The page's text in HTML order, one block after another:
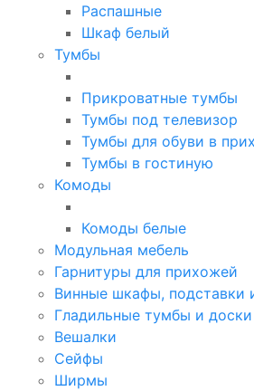
Распашные
Шкаф белый
Тумбы
Прикроватные тумбы
Тумбы под телевизор
Тумбы для обуви в
Тумбы в гостиную
Комоды
Комоды белые
Модульная мебель
Гарнитуры для прихожей
Винные шкафы, подставки
Гладильные тумбы и доски
Вешалки
Сейфы
Ширмы